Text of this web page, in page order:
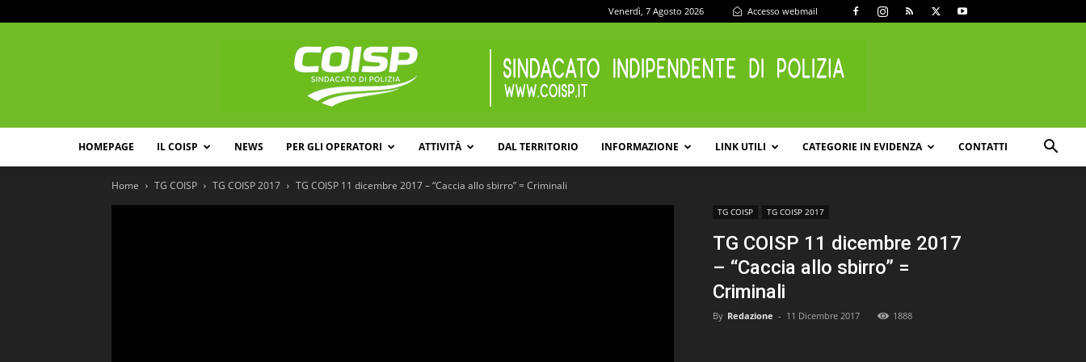
Venerdì, 7 Agosto 2026 Accesso webmail
COISP
HOMEPAGE IL COISP NEWS PER GLI OPERATORI ATTIVITÀ DAL TERRITORIO INFORMAZIONE LINK UTILI CATEGORIE IN EVIDENZA CONTATTI
Home TG COISP TG COISP 2017 TG COISP 11 dicembre 2017 – “Caccia allo sbirro” = Criminali
TG COISP TG COISP 2017
TG COISP 11 dicembre 2017
– “Caccia allo sbirro” =
Criminali
By Redazione - 11 Dicembre 2017 1888